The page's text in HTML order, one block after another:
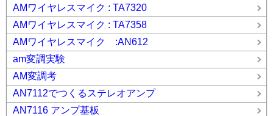
AMワイヤレスマイク : TA7320
AMワイヤレスマイク : TA7358
AMワイヤレスマイク :AN612
am変調実験
AM変調考
AN7112でつくるステレオアンプ
AN7116 アンプ基板